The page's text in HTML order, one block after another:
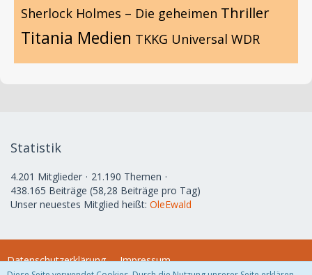
Sherlock Holmes – Die geheimen Thriller
Titania Medien TKKG Universal WDR
Statistik
4.201 Mitglieder
21.190 Themen
438.165 Beiträge (58,28 Beiträge pro Tag)
Unser neuestes Mitglied heißt: OleEwald
Datenschutzerklärung Impressum